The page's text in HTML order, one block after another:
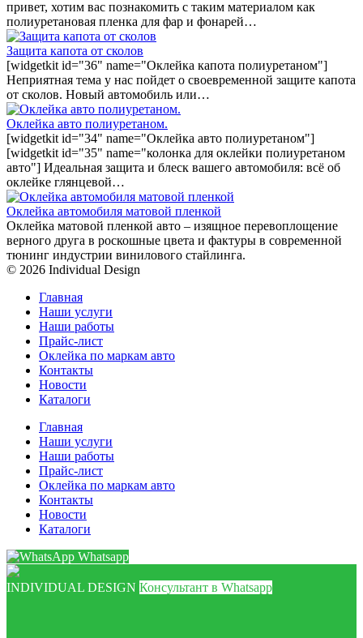
привет, хотим вас познакомить с таким материалом как
полиуретановая пленка для фар и фонарей…
Защита капота от сколов
[widgetkit id="36" name="Оклейка капота полиуретаном"]
Неприятная тема у нас пойдет о своевременной защите капота
от сколов. Новый автомобиль или…
Оклейка авто полиуретаном.
[widgetkit id="34" name="Оклейка авто полиуретаном"]
[widgetkit id="35" name="колонка для оклейки полиуретаном
авто"] Идеальная защита и блеск вашего автомобиля: всё об
оклейке глянцевой…
Оклейка автомобиля матовой пленкой
Оклейка матовой пленкой авто – изящное перевоплощение
верного друга в роскошные цвета и фактуры в современной
тюнинг индустрии винилового стайлинга.
© 2026 Individual Design
Главная
Наши услуги
Наши работы
Прайс-лист
Оклейка по маркам авто
Контакты
Новости
Каталоги
Главная
Наши услуги
Наши работы
Прайс-лист
Оклейка по маркам авто
Контакты
Новости
Каталоги
Whatsapp
INDIVIDUAL DESIGN Консультант в Whatsapp